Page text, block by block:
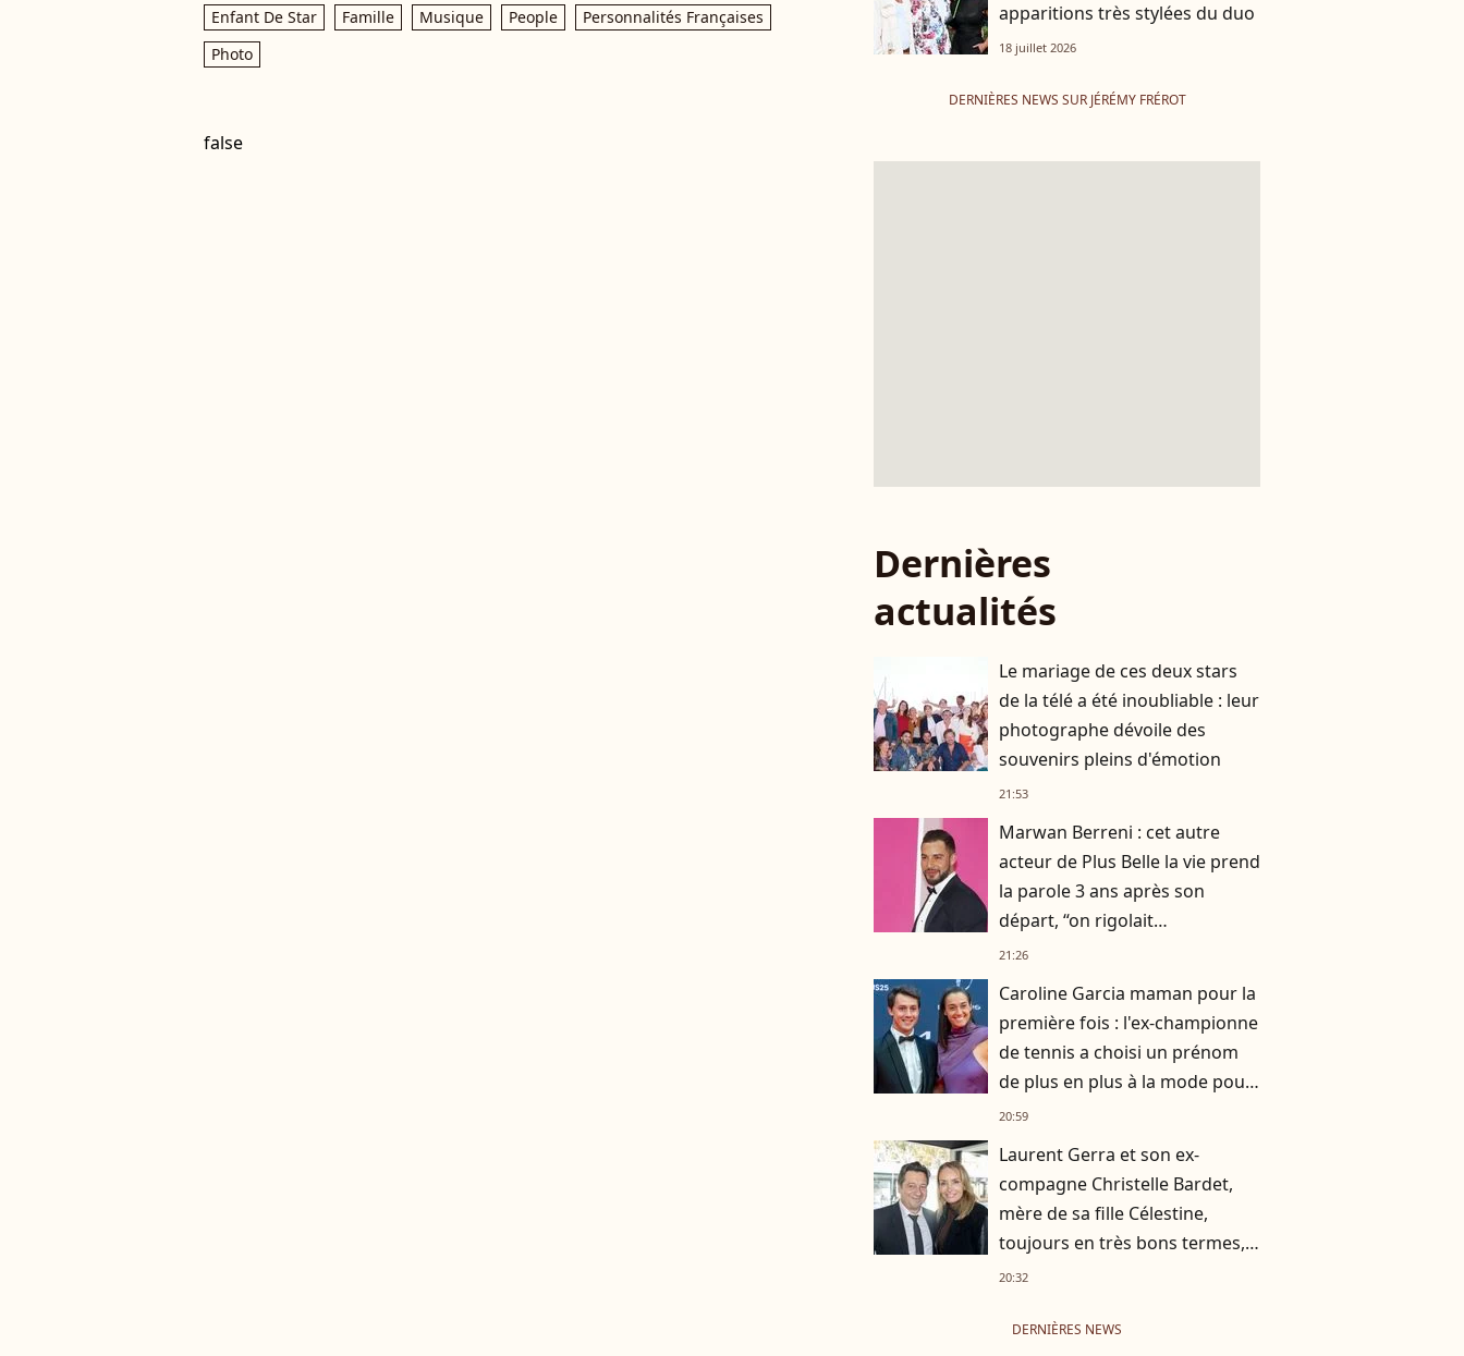
Enfant De Star Famille Musique People
Personnalités Françaises
Photo
false
apparitions très stylées du duo
18 juillet 2026
DERNIÈRES NEWS SUR JÉRÉMY FRÉROT
Dernières
actualités
Le mariage de ces deux stars
de la télé a été inoubliable : leur
photographe dévoile des
souvenirs pleins d'émotion
21:53
Marwan Berreni : cet autre
acteur de Plus Belle la vie prend
la parole 3 ans après son
départ, “on rigolait
énormément, on se prenait la
21:26
Caroline Garcia maman pour la
première fois : l'ex-championne
de tennis a choisi un prénom
de plus en plus à la mode pour
son fils
20:59
Laurent Gerra et son ex-
compagne Christelle Bardet,
mère de sa fille Célestine,
toujours en très bons termes,
la preuve en images
20:32
DERNIÈRES NEWS